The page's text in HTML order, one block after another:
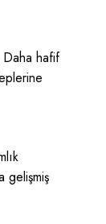
Daha hafif
gelişmiş